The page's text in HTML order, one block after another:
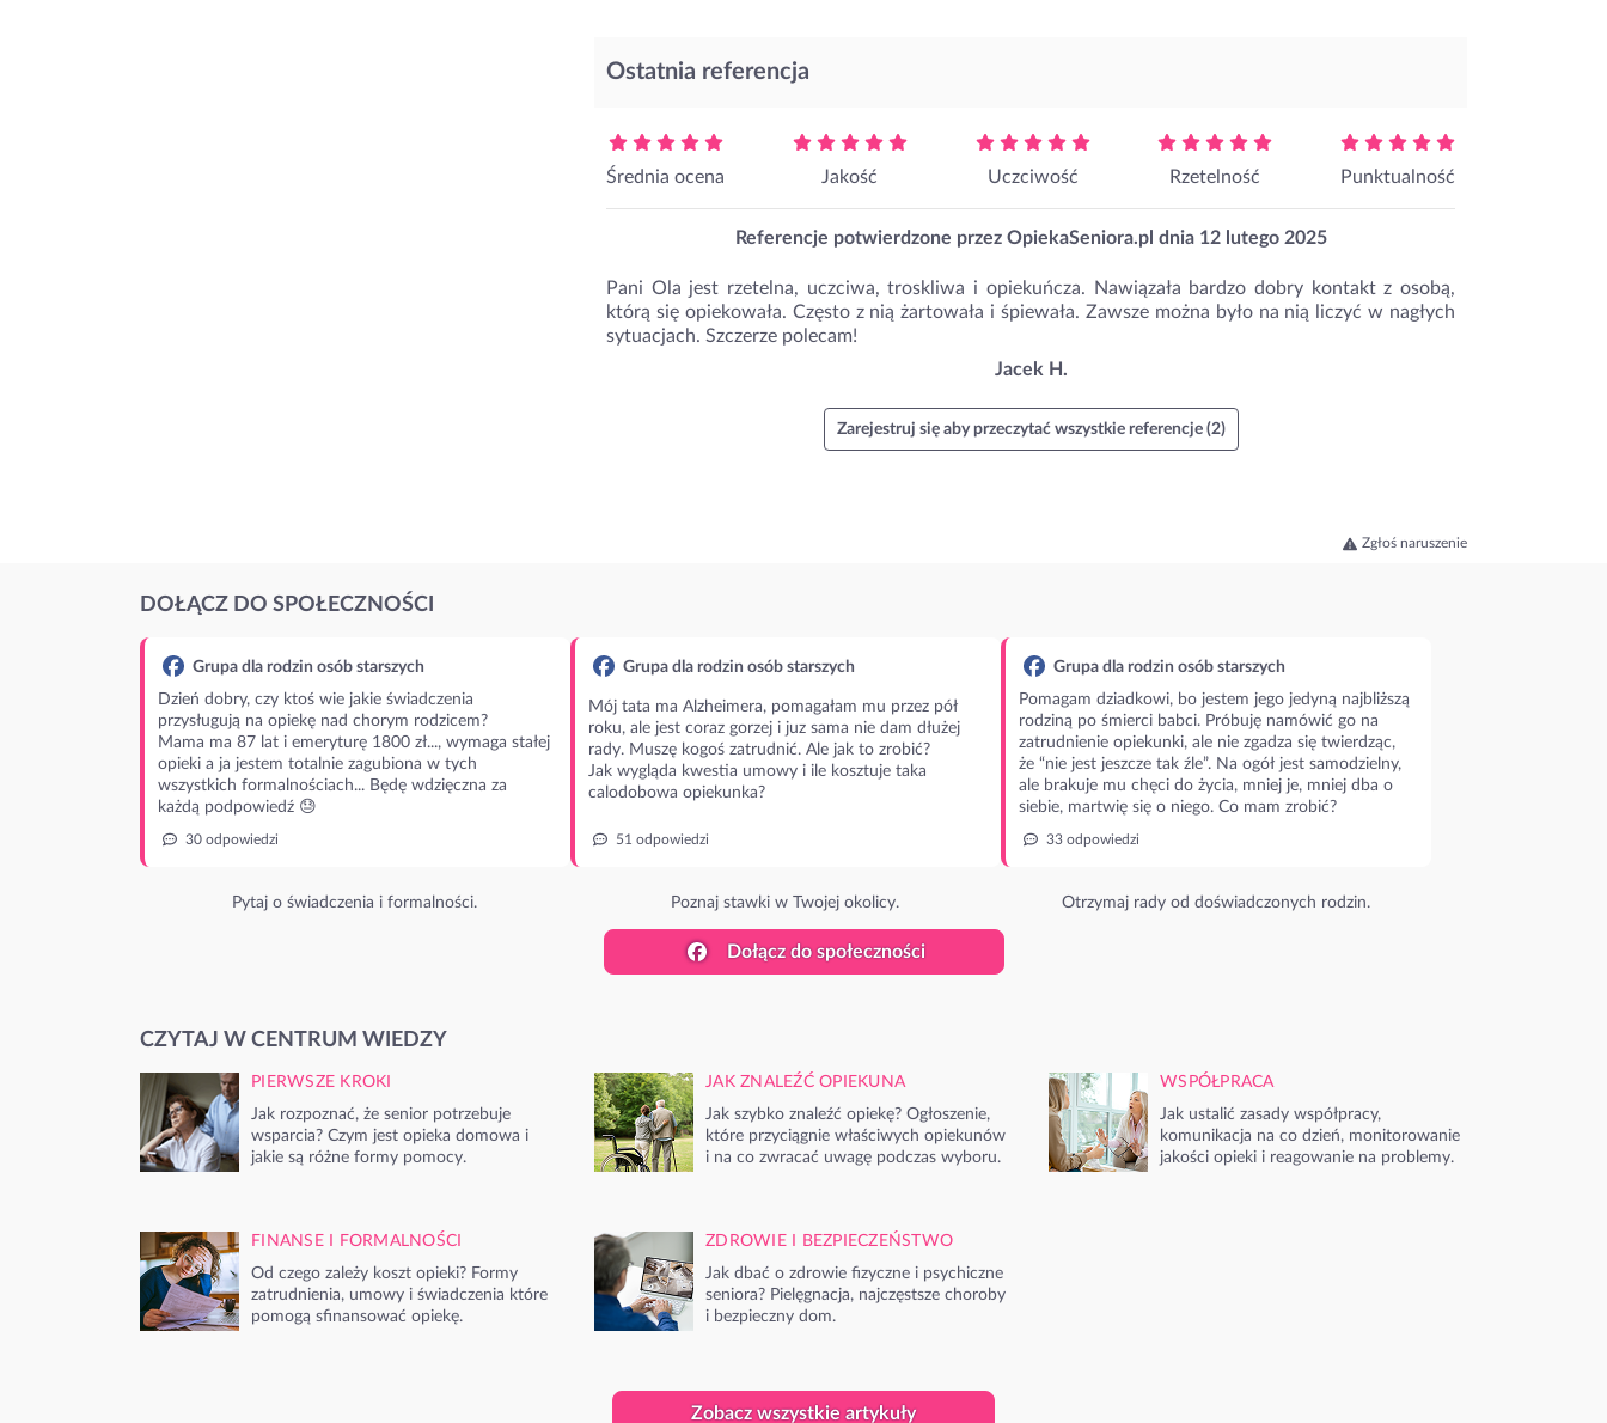
Ostatnia referencja
Średnia ocena Jakość Uczciwość Rzetelność Punktualność
Referencje potwierdzone przez OpiekaSeniora.pl dnia 12 lutego 2025
Pani Ola jest rzetelna, uczciwa, troskliwa i opiekuńcza. Nawiązała bardzo dobry kontakt z osobą,
którą się opiekowała. Często z nią żartowała i śpiewała. Zawsze można było na nią liczyć w nagłych
sytuacjach. Szczerze polecam!
Jacek H.
Zarejestruj się aby przeczytać wszystkie referencje (2)
Zgłoś naruszenie
DOŁĄCZ DO SPOŁECZNOŚCI
Grupa dla rodzin osób starszych
Dzień dobry, czy ktoś wie jakie świadczenia
przysługują na opiekę nad chorym rodzicem?
Mama ma 87 lat i emeryturę 1800 zł..., wymaga stałej
opieki a ja jestem totalnie zagubiona w tych
wszystkich formalnościach... Będę wdzięczna za
każdą podpowiedź 😓
30 odpowiedzi
Pytaj o świadczenia i formalności.
Grupa dla rodzin osób starszych
Mój tata ma Alzheimera, pomagałam mu przez pół
roku, ale jest coraz gorzej i juz sama nie dam dłużej
rady. Muszę kogoś zatrudnić. Ale jak to zrobić?
Jak wygląda kwestia umowy i ile kosztuje taka
calodobowa opiekunka?
51 odpowiedzi
Poznaj stawki w Twojej okolicy.
Grupa dla rodzin osób starszych
Pomagam dziadkowi, bo jestem jego jedyną najbliższą
rodziną po śmierci babci. Próbuję namówić go na
zatrudnienie opiekunki, ale nie zgadza się twierdząc,
że “nie jest jeszcze tak źle”. Na ogół jest samodzielny,
ale brakuje mu chęci do życia, mniej je, mniej dba o
siebie, martwię się o niego. Co mam zrobić?
33 odpowiedzi
Otrzymaj rady od doświadczonych rodzin.
Dołącz do społeczności
CZYTAJ W CENTRUM WIEDZY
PIERWSZE KROKI
Jak rozpoznać, że senior potrzebuje
wsparcia? Czym jest opieka domowa i
jakie są różne formy pomocy.
JAK ZNALEŹĆ OPIEKUNA
Jak szybko znaleźć opiekę? Ogłoszenie,
które przyciągnie właściwych opiekunów
i na co zwracać uwagę podczas wyboru.
WSPÓŁPRACA
Jak ustalić zasady współpracy,
komunikacja na co dzień, monitorowanie
jakości opieki i reagowanie na problemy.
FINANSE I FORMALNOŚCI
Od czego zależy koszt opieki? Formy
zatrudnienia, umowy i świadczenia które
pomogą sfinansować opiekę.
ZDROWIE I BEZPIECZEŃSTWO
Jak dbać o zdrowie fizyczne i psychiczne
seniora? Pielęgnacja, najczęstsze choroby
i bezpieczny dom.
Zobacz wszystkie artykuły